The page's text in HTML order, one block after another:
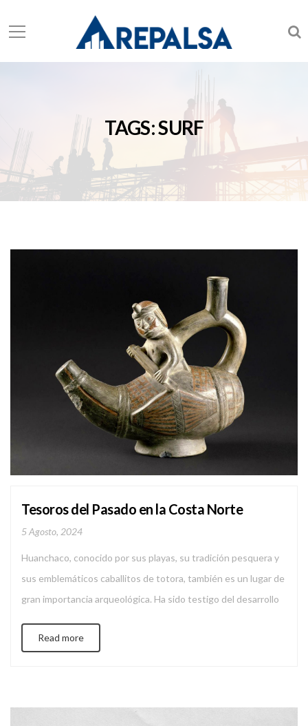
TAGS: SURF
Tesoros del Pasado en la Costa Norte
5 Agosto, 2024
Huanchaco, conocido por sus playas, su tradición pesquera y
sus emblemáticos caballitos de totora, también es un lugar de
gran importancia arqueológica. Ha sido testigo del desarrollo
valioso legado histórico y cultural, motivo de orgullo para
Read more